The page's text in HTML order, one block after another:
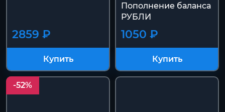
2859 ₽
Купить
Пополнение баланса
РУБЛИ
1050 ₽
Купить
-52%